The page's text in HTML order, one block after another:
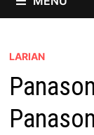
LARIAN